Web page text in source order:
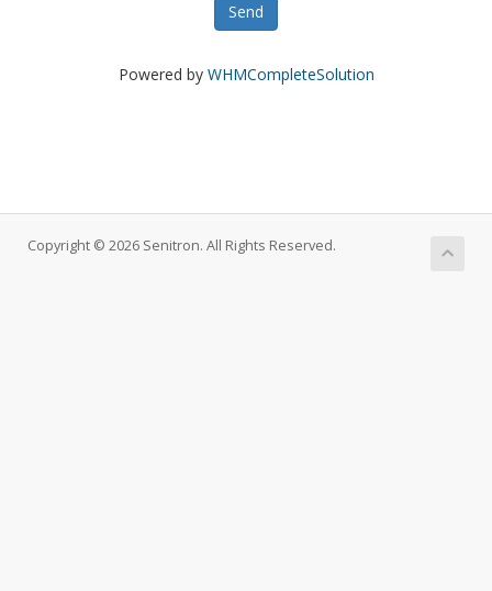
Send
Powered by WHMCompleteSolution
Copyright © 2026 Senitron. All Rights Reserved.